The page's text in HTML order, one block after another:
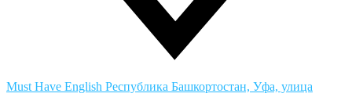
Must Have English Республика Башкортостан, Уфа, улица